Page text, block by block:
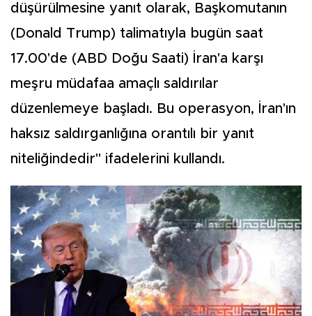
düşürülmesine yanıt olarak, Başkomutanın
(Donald Trump) talimatıyla bugün saat
17.00'de (ABD Doğu Saati) İran'a karşı
meşru müdafaa amaçlı saldırılar
düzenlemeye başladı. Bu operasyon, İran'ın
haksız saldırganlığına orantılı bir yanıt
niteliğindedir" ifadelerini kullandı.